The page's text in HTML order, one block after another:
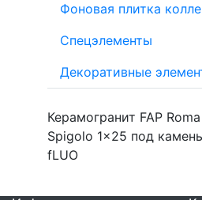
Фоновая плитка
Спецэлементы
Декоративные
Керамогранит FAP
Spigolo 1x25 под
fLUO